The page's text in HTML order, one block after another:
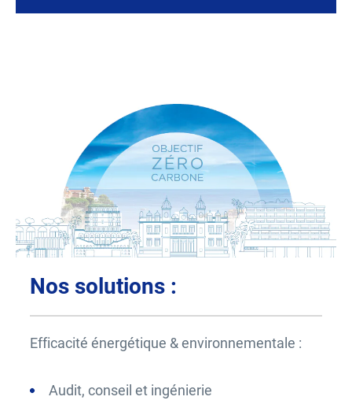
Nos solutions :
Efficacité énergétique & environnementale :
Audit, conseil et ingénierie